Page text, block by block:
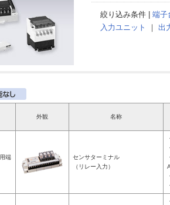
絞り込み条件 | 端子
入力ユニット
｜ 出
外観 名称
端
センサターミナル
（リレー入力）